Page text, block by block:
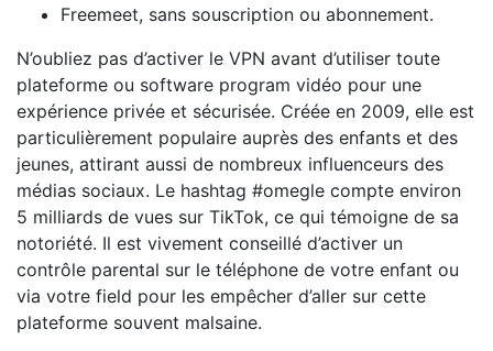
Freemeet, sans souscription ou abonnement.
N’oubliez pas d’activer le VPN avant d’utiliser toute
plateforme ou software program vidéo pour une
expérience privée et sécurisée. Créée en 2009, elle est
particulièrement populaire auprès des enfants et des
jeunes, attirant aussi de nombreux influenceurs des
médias sociaux. Le hashtag #omegle compte environ
5 milliards de vues sur TikTok, ce qui témoigne de sa
notoriété. Il est vivement conseillé d’activer un
contrôle parental sur le téléphone de votre enfant ou
via votre field pour les empêcher d’aller sur cette
plateforme souvent malsaine.